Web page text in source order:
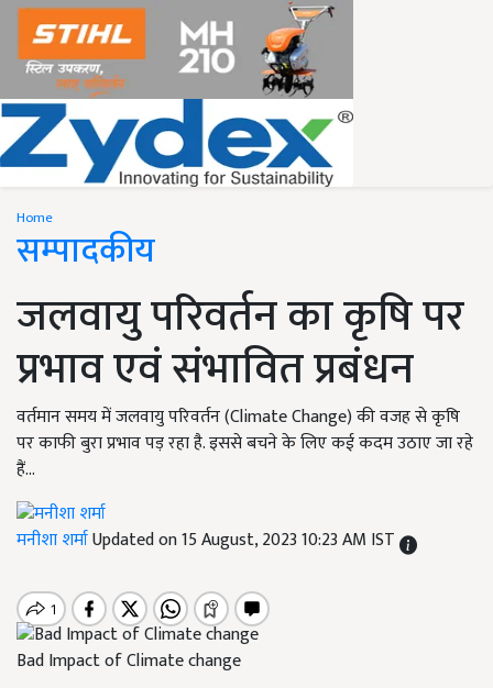
Home
सम्पादकीय
जलवायु परिवर्तन का कृषि पर
प्रभाव एवं संभावित प्रबंधन
वर्तमान समय में जलवायु परिवर्तन (Climate Change) की वजह से कृषि
पर काफी बुरा प्रभाव पड़ रहा है. इससे बचने के लिए कई कदम उठाए जा रहे
हैं...
मनीशा शर्माUpdated on 15 August, 2023 10:23 AM IST
Bad Impact of Climate change